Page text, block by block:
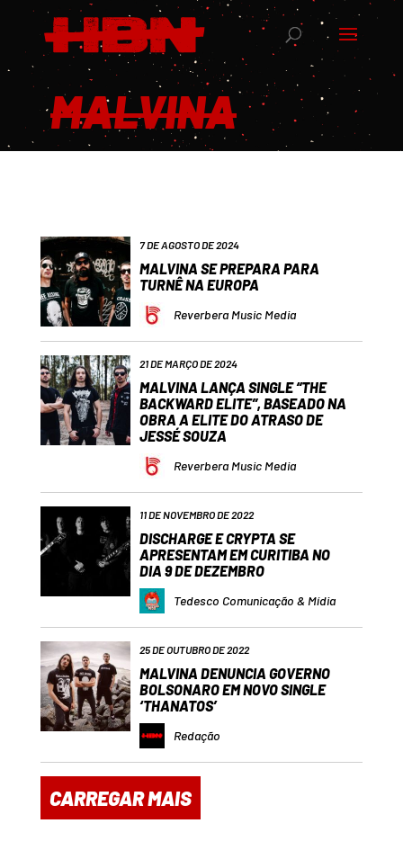
MALVINA
7 DE AGOSTO DE 2024
MALVINA SE PREPARA PARA
TURNÊ NA EUROPA
Reverbera Music Media
21 DE MARÇO DE 2024
MALVINA LANÇA SINGLE “THE
BACKWARD ELITE”, BASEADO NA
OBRA A ELITE DO ATRASO DE
JESSÉ SOUZA
Reverbera Music Media
11 DE NOVEMBRO DE 2022
DISCHARGE E CRYPTA SE
APRESENTAM EM CURITIBA NO
DIA 9 DE DEZEMBRO
Tedesco Comunicação & Mídia
25 DE OUTUBRO DE 2022
MALVINA DENUNCIA GOVERNO
BOLSONARO EM NOVO SINGLE
‘THANATOS’
Redação
CARREGAR MAIS